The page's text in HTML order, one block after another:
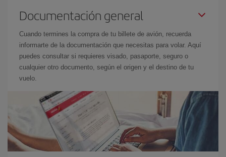
Documentación general
Cuando termines la compra de tu billete de avión, recuerda
informarte de la documentación que necesitas para volar. Aquí
puedes consultar si requieres visado, pasaporte, seguro o
cualquier otro documento, según el origen y el destino de tu
vuelo.